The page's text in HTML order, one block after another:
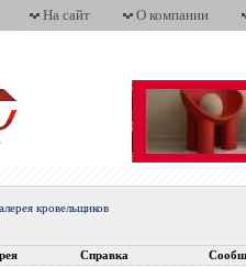
На сайт О компании
кровельщиков
Справка